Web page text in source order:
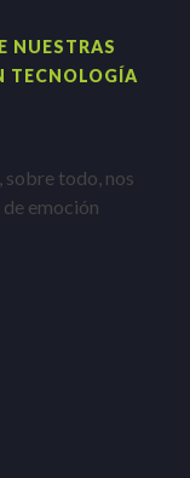
NUESTRAS
TECNOLOGÍA
sobre todo, nos
de emoción